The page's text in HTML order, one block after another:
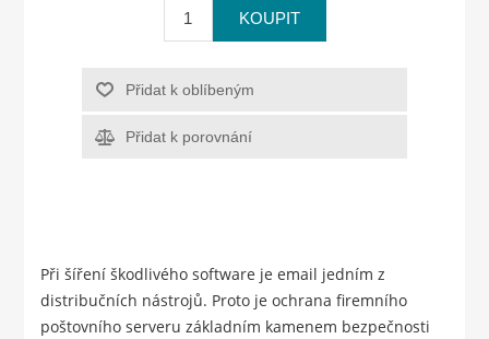
KOUPIT
Přidat k oblíbeným
Přidat k porovnání
Při šíření škodlivého software je email jedním z
distribučních nástrojů. Proto je ochrana firemního
poštovního serveru základním kamenem bezpečnosti